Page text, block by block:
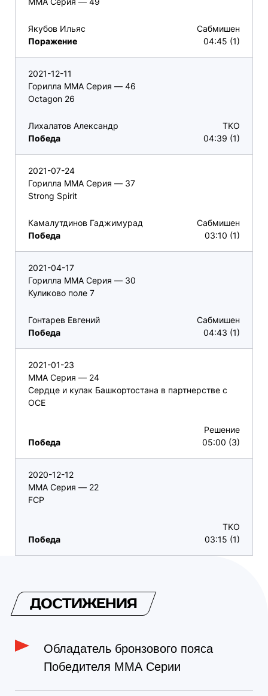
Якубов Ильяс
Поражение
Сабмишен
04:45 (1)
2021-12-11
Горилла ММА Серия — 46
Octagon 26
Лихалатов Александр
Победа
TKO
04:39 (1)
2021-07-24
Горилла ММА Серия — 37
Strong Spirit
Камалутдинов Гаджимурад
Победа
Сабмишен
03:10 (1)
2021-04-17
Горилла ММА Серия — 30
Куликово поле 7
Гонтарев Евгений
Победа
Сабмишен
04:43 (1)
2021-01-23
ММА Серия — 24
Сердце и кулак Башкортостана в партнерстве с
ОСЕ
Победа
Решение
05:00 (3)
2020-12-12
ММА Серия — 22
FCP
Победа
TKO
03:15 (1)
ДОСТИЖЕНИЯ
Обладатель бронзового пояса
Победителя ММА Серии